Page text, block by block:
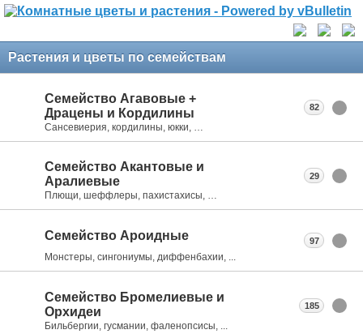
Растения и цветы по семействам
Семейство Агавовые +
Драцены и Кордилины
Сансевиерия, кордилины, юкки, …
82
Семейство Акантовые и
Аралиевые
Плющи, шеффлеры, пахистахисы, …
29
Семейство Ароидные
Монстеры, сингониумы, диффенбахии, ...
97
Семейство Бромелиевые и
Орхидеи
Бильбергии, гусмании, фаленопсисы, ...
185